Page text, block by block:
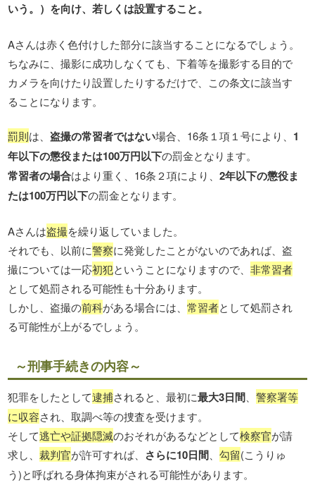
いう。）を向け、若しくは設置すること。
Aさんは赤く色付けした部分に該当することになるでしょう。
ちなみに、撮影に成功しなくても、下着等を撮影する目的で
カメラを向けたり設置したりするだけで、この条文に該当す
ることになります。
罰則は、盗撮の常習者ではない場合、16条１項１号により、 1
年以下の懲役または100万円以下の罰金となります。
常習者の場合はより重く、16条２項により、2年以下の懲役ま
たは100万円以下の罰金となります。
Aさんは盗撮を繰り返していました。
それでも、以前に警察に発覚したことがないのであれば、盗
撮については一応初犯ということになりますので、非常習者
として処罰される可能性も十分あります。
しかし、盗撮の前科がある場合には、常習者として処罰され
る可能性が上がるでしょう。
～刑事手続きの内容～
犯罪をしたとして逮捕されると、最初に最大3日間 、警察署等
に収容され、取調べ等の捜査を受けます。
そして逃亡や証拠隠滅のおそれがあるなどとして検察官が請
求し、裁判官が許可すれば、 さらに10日間 、勾留(こうりゅ
う)と呼ばれる身体拘束がされる可能性があります。